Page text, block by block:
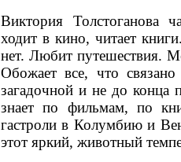
Виктория Толстоганова
ходит в кино, читает
нет. Любит путешествия.
Обожает все, что
загадочной и не до конца
знает по фильмам, по
гастроли в Колумбию и
этот яркий, животный